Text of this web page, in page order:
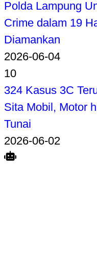
Polda Lampung
Crime dalam 19
Diamankan
2026-06-04
10
324 Kasus 3C
Sita Mobil, Motor
Tunai
2026-06-02